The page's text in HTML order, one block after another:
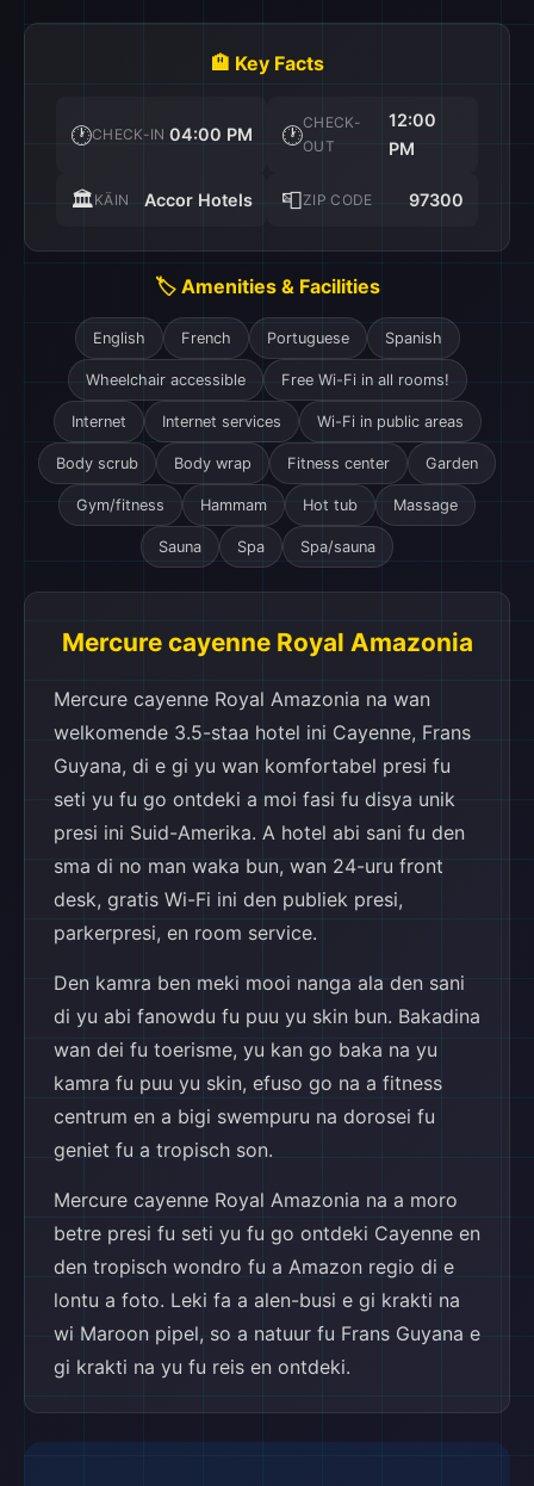
🏨 Key Facts
🕐CHECK-IN 04:00 PM 🕐CHECK-
OUT
12:00
PM
🏛️KÄIN Accor Hotels 📮ZIP CODE 97300
🏷️ Amenities & Facilities
English French Portuguese Spanish
Wheelchair accessible Free Wi-Fi in all rooms!
Internet Internet services Wi-Fi in public areas
Body scrub Body wrap Fitness center Garden
Gym/fitness Hammam Hot tub Massage
Sauna Spa Spa/sauna
Mercure cayenne Royal Amazonia
Mercure cayenne Royal Amazonia na wan
welkomende 3.5-staa hotel ini Cayenne, Frans
Guyana, di e gi yu wan komfortabel presi fu
seti yu fu go ontdeki a moi fasi fu disya unik
presi ini Suid-Amerika. A hotel abi sani fu den
sma di no man waka bun, wan 24-uru front
desk, gratis Wi-Fi ini den publiek presi,
parkerpresi, en room service.
Den kamra ben meki mooi nanga ala den sani
di yu abi fanowdu fu puu yu skin bun. Bakadina
wan dei fu toerisme, yu kan go baka na yu
kamra fu puu yu skin, efuso go na a fitness
centrum en a bigi swempuru na dorosei fu
geniet fu a tropisch son.
Mercure cayenne Royal Amazonia na a moro
betre presi fu seti yu fu go ontdeki Cayenne en
den tropisch wondro fu a Amazon regio di e
lontu a foto. Leki fa a alen-busi e gi krakti na
wi Maroon pipel, so a natuur fu Frans Guyana e
gi krakti na yu fu reis en ontdeki.